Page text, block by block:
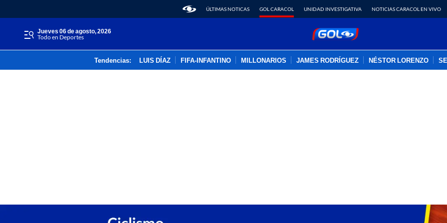
ÚLTIMAS NOTICAS GOL CARACOL UNIDAD INVESTIGATIVA NOTICIAS CARACOL EN VIVO
jueves 06 de agosto, 2026
Todo en Deportes
Tendencias: LUIS DÍAZ FIFA-INFANTINO MILLONARIOS JAMES RODRÍGUEZ NÉSTOR LORENZO